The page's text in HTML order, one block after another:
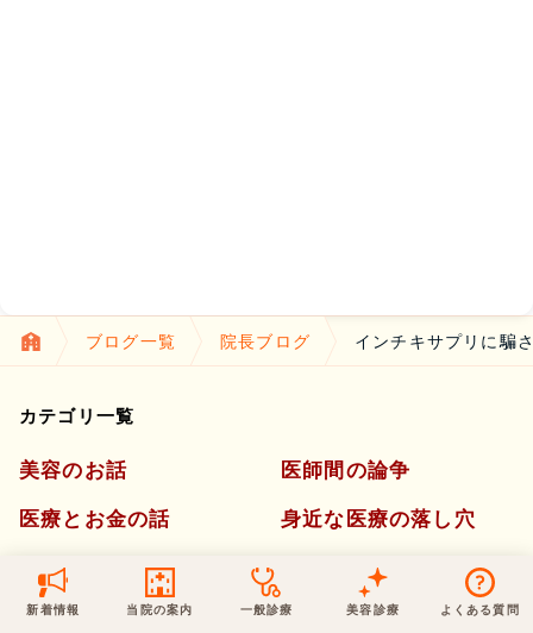
ブログ一覧 院長ブログ インチキサプリに騙
カテゴリ一覧
美容のお話
医療とお金の話
最新医療トピックス
一般診療
医師間の論争
身近な医療の落し穴
知って得する健康ネタ
感染症とワクチン
新着情報
新着ブログ記事
桑満院長のtwitter 松下医師のインスタ
当院の案内
アクセス・地図
個人情報保護方針 サイトマップ
一般診療
内科 皮膚科
※ 木・日・祝は休診です
美容診療 よくある質問
電話でのお問いあわせ
0120-50-5929
地図アプリで経路を調べる